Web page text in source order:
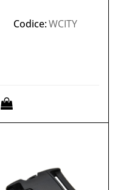
Codice:WCITY
Quantità